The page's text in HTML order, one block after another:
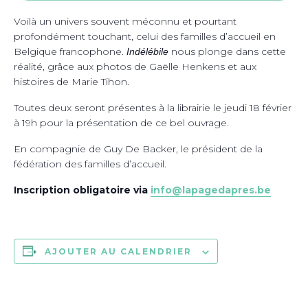
Voilà un univers souvent méconnu et pourtant
profondément touchant, celui des familles d’accueil en
Belgique francophone. Indélébile nous plonge dans cette
réalité, grâce aux photos de Gaëlle Henkens et aux
histoires de Marie Tihon.
Toutes deux seront présentes à la librairie le jeudi 18 février
à 19h pour la présentation de ce bel ouvrage.
En compagnie de Guy De Backer, le président de la
fédération des familles d’accueil.
Inscription obligatoire via info@lapagedapres.be
AJOUTER AU CALENDRIER